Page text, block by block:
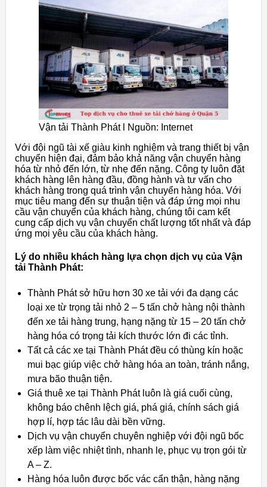
Vận tải Thành Phát l Nguồn: Internet
Với đội ngũ tài xế giàu kinh nghiệm và trang thiết bị vận
chuyển hiện đại, đảm bảo khả năng vận chuyển hàng
hóa từ nhỏ đến lớn, từ nhẹ đến nặng. Công ty luôn đặt
khách hàng lên hàng đầu, đồng hành và tư vấn cho
khách hàng trong quá trình vận chuyển hàng hóa. Với
mục tiêu mang đến sự thuận tiện và đáp ứng mọi nhu
cầu vận chuyển của khách hàng, chúng tôi cam kết
cung cấp dịch vụ vận chuyển chất lượng tốt nhất và đáp
ứng mọi yêu cầu của khách hàng.
Lý do nhiều khách hàng lựa chọn dịch vụ của Vận
tải Thành Phát:
Thành Phát sở hữu hơn 30 xe tải với đa dạng các
loại xe từ trọng tải nhỏ 2 – 5 tấn chở hàng nội thành
đến xe tải hàng trung, hạng nặng từ 15 – 20 tấn chở
hàng hóa có trọng tải kích thước lớn đi các tỉnh.
Tất cả các xe tại Thành Phát đều có thùng kín hoặc
mui bạc giúp việc chở hàng hóa an toàn, tránh nắng,
mưa bão thuận tiện.
Giá thuê xe tại Thành Phát luôn là giá cuối cùng,
không báo chênh lệch giá, phá giá, chính sách giá
hợp lí, hợp tác lâu dài bền vững.
Dịch vụ vận chuyển chuyên nghiệp với đội ngũ bốc
xếp làm việc nhiệt tình, nhanh lẹ, phục vụ trọn gói từ
A – Z.
Hàng hóa luôn được bốc vác cẩn thận, hàng nặng